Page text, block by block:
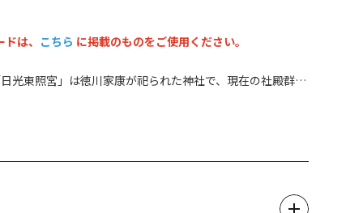
は、 こちら に掲載のものをご使用ください。
光東照宮」は徳川家康が祀られた神社で、現在の社殿群